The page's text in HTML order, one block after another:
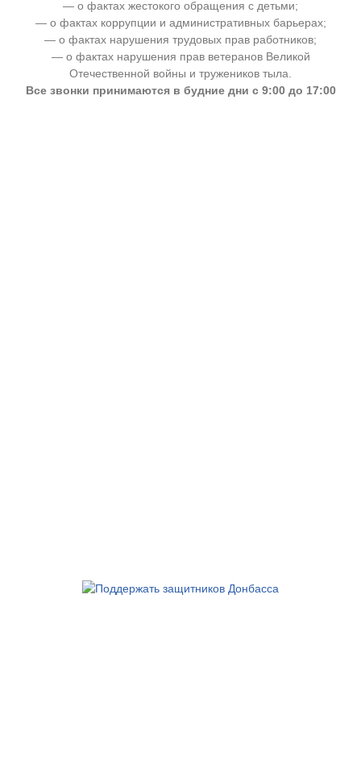
— о фактах жестокого обращения с детьми;
— о фактах коррупции и административных барьерах;
— о фактах нарушения трудовых прав работников;
— о фактах нарушения прав ветеранов Великой
Отечественной войны и тружеников тыла.
Все звонки принимаются в будние дни с 9:00 до 17:00